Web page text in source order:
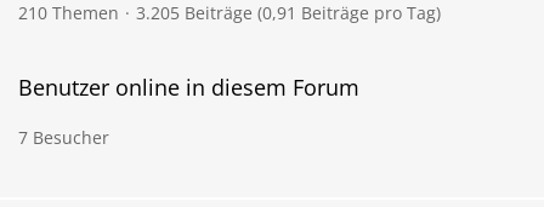
210 Themen 3.205 Beiträge (0,91 Beiträge pro Tag)
Benutzer online in diesem Forum
7 Besucher